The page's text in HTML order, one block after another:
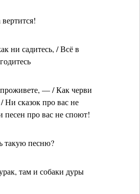
ни садитесь, / Всё в
— / Как черви
Ни сказок про вас не
песен про вас не споют!
такую песню?
там и собаки дуры